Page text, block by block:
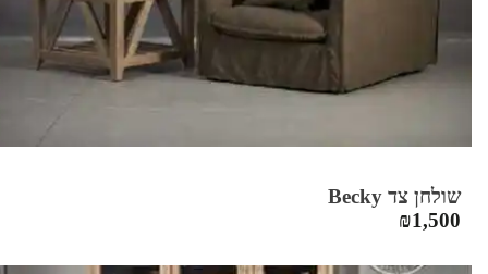
שולחן צד Becky
₪1,500